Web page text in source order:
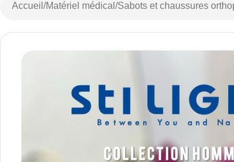
Accueil /Matériel médical /Sabots et chaussures